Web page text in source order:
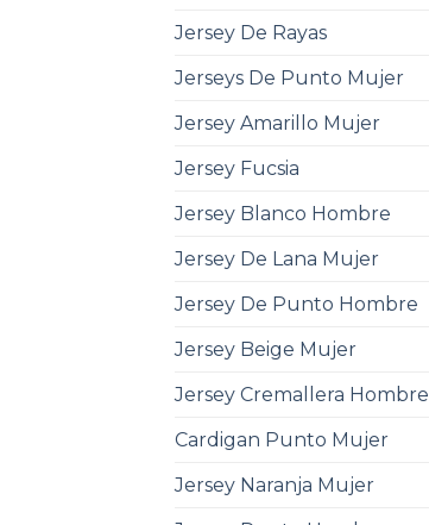
Jersey De Rayas
Jerseys De Punto Mujer
Jersey Amarillo Mujer
Jersey Fucsia
Jersey Blanco Hombre
Jersey De Lana Mujer
Jersey De Punto Hombre
Jersey Beige Mujer
Jersey Cremallera Hombre
Cardigan Punto Mujer
Jersey Naranja Mujer